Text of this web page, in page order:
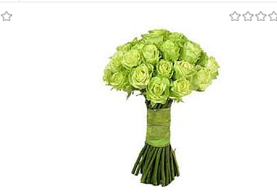
В корзину
Купить в 1 клик
Сравнение